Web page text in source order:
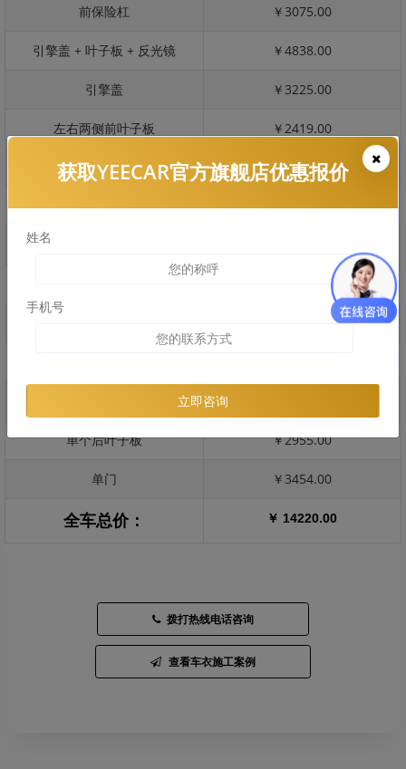
前保险杠 ￥3075.00
引擎盖 + 叶子板 + 反光镜 ￥4838.00
引擎盖 ￥3225.00
左右两侧前叶子板 ￥2419.00
反光镜 ￥483.00
后保险杠 ￥3176.00
￥1460.00
￥1239.00
单个后叶子板 ￥2955.00
单门 ￥3454.00
全车总价： ￥ 14220.00
拨打热线电话咨询
查看车衣施工案例
获取YEECAR官方旗舰店优惠报价
姓名
手机号
立即咨询